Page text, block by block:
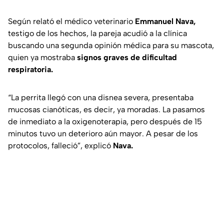
Según relató el médico veterinario Emmanuel Nava,
testigo de los hechos, la pareja acudió a la clínica
buscando una segunda opinión médica para su mascota,
quien ya mostraba signos graves de dificultad
respiratoria.
“La perrita llegó con una disnea severa, presentaba
mucosas cianóticas, es decir, ya moradas. La pasamos
de inmediato a la oxigenoterapia, pero después de 15
minutos tuvo un deterioro aún mayor. A pesar de los
protocolos, falleció”, explicó Nava.